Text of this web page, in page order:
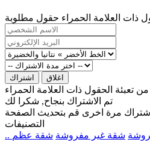
ذات العلامة الحمراء حقول مطلوبة
اشتراك اغلاق
من تعبئة الحقول ذات العلامة الحمراء
تم الاشتراك بنجاح, شكرا لك
مرة اخرى قم بتحديث الصفحة
التصنيفات
شقة غير مفروشة شقة عظم